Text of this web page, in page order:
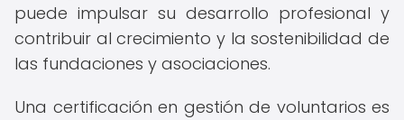
puede impulsar su desarrollo profesional y
contribuir al crecimiento y la sostenibilidad de
las fundaciones y asociaciones.
Una certificación en gestión de voluntarios es